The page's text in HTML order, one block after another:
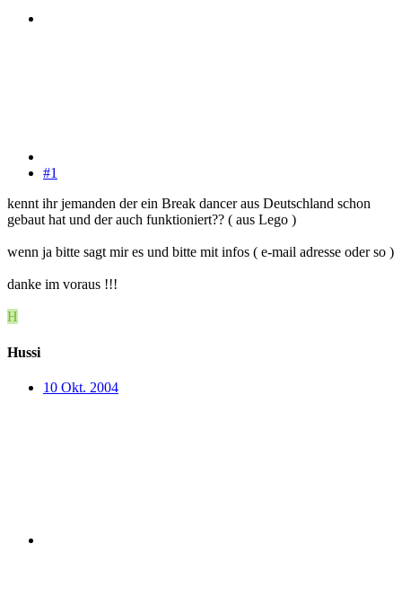
#1
kennt ihr jemanden der ein Break dancer aus Deutschland schon
gebaut hat und der auch funktioniert?? ( aus Lego )
wenn ja bitte sagt mir es und bitte mit infos ( e-mail adresse oder so )
danke im voraus !!!
H
Hussi
10 Okt. 2004